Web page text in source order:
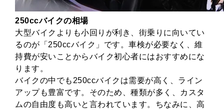
250ccバイクの相場
大型バイクよりも小回りが利き、街乗りに向いてい
るのが「250ccバイク」です。車検が必要なく、維
持費が安いことからバイク初心者にはおすすめにな
ります。
バイクの中でも250ccバイクは需要が高く、ライン
アップも豊富です。そのため、種類が多く、カスタ
ムの自由度も高いと言われています。ちなみに、高